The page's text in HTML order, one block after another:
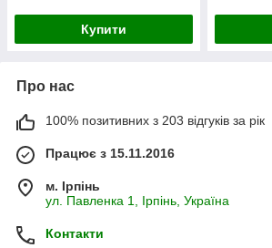
Купити
Про нас
100% позитивних з 203 відгуків за рік
Працює з 15.11.2016
м. Ірпінь
ул. Павленка 1, Ірпінь, Україна
Контакти